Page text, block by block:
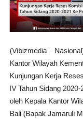
(Vibizmedia –
Kantor Wilayah
Kunjungan Kerja
IV Tahun Sidang
oleh Kepala Kantor
Bali (Bapak Jamaruli